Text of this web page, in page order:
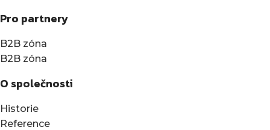
Pro partnery
B2B zóna
B2B zóna
O společnosti
Historie
Reference